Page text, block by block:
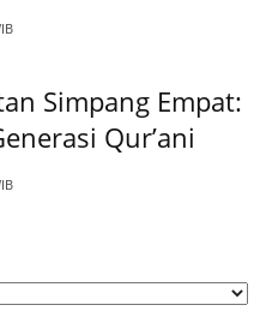
Simpang Empat:
Qur’ani